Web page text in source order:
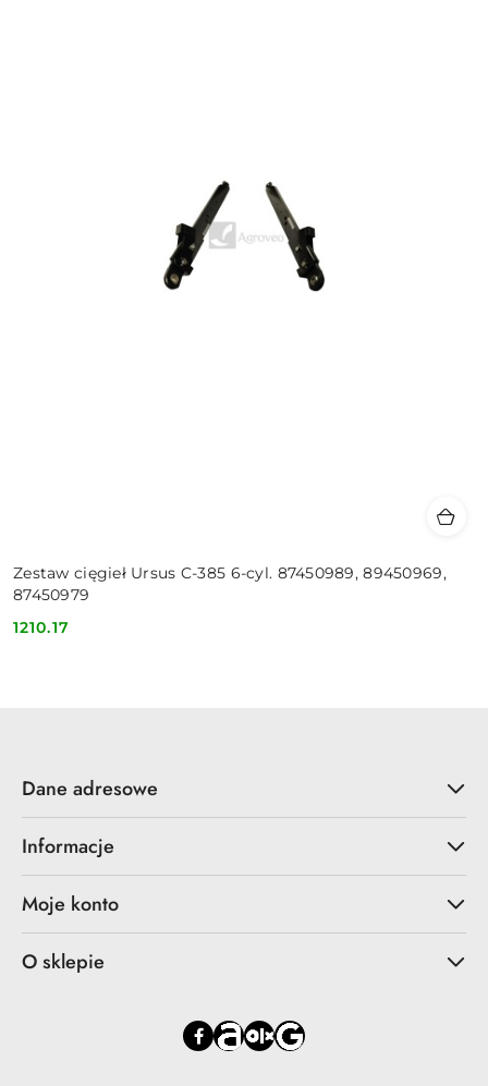
Zestaw cięgieł Ursus C-385 6-cyl. 87450989, 89450969,
87450979
Cena:
1210.17
Dane adresowe
Informacje
Moje konto
O sklepie